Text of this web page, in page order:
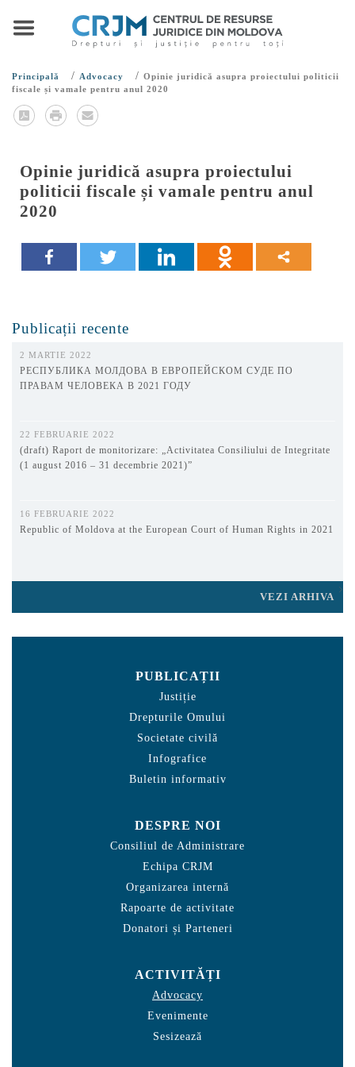
Principală / Advocacy / Opinie juridică asupra proiectului politicii
fiscale și vamale pentru anul 2020
Opinie juridică asupra proiectului
politicii fiscale și vamale pentru anul
2020
Publicații recente
2 MARTIE 2022
РЕСПУБЛИКА МОЛДОВА В ЕВРОПЕЙСКОМ СУДЕ ПО
ПРАВАМ ЧЕЛОВЕКА В 2021 ГОДУ
22 FEBRUARIE 2022
(draft) Raport de monitorizare: „Activitatea Consiliului de Integritate
(1 august 2016 – 31 decembrie 2021)”
16 FEBRUARIE 2022
Republic of Moldova at the European Court of Human Rights in 2021
VEZI ARHIVA
PUBLICAȚII
Justiție
Drepturile Omului
Societate civilă
Infografice
Buletin informativ
DESPRE NOI
Consiliul de Administrare
Echipa CRJM
Organizarea internă
Rapoarte de activitate
Donatori și Parteneri
ACTIVITĂȚI
Advocacy
Evenimente
Sesizează